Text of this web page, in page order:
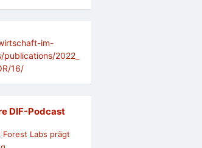
im-
2022_
16/
DlF-Podcast
Forest Labs prägt